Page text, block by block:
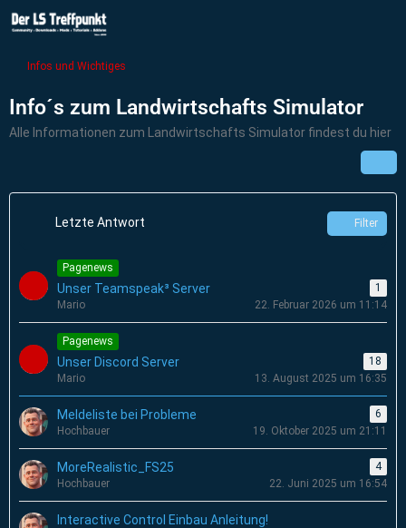
Infos und Wichtiges
Info´s zum Landwirtschafts Simulator
Alle Informationen zum Landwirtschafts Simulator findest du hier
Letzte Antwort Filter
Pagenews
Unser Teamspeak³ Server
1
Mario
22. Februar 2026 um 11:14
Pagenews
Unser Discord Server
18
Mario
13. August 2025 um 16:35
Meldeliste bei Probleme
6
Hochbauer
19. Oktober 2025 um 21:11
MoreRealistic_FS25
4
Hochbauer
22. Juni 2025 um 16:54
Interactive Control Einbau Anleitung!